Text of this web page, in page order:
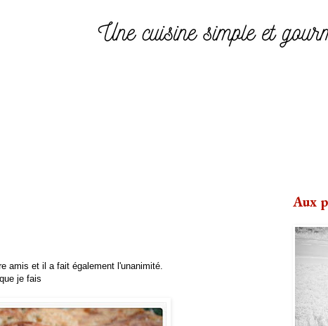
amis et il a fait également l'unanimité.
je fais
Aux